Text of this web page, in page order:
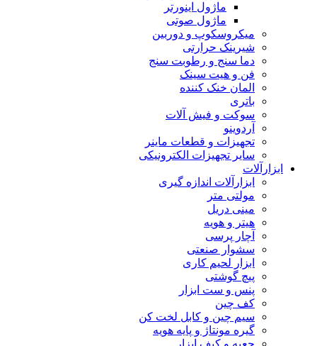
ماژول اینورتر
ماژول صوتی
میکروسکوپ و دوربین
شیرینک حرارتی
دما سنج و رطوبت سنج
فن و هیت سینک
المان خنک کننده
باتری
سوکت و فیش آلات
آردوینو
تجهیزات و قطعات ماینر
سایر تجهیزات الکترونیکی
ابزارآلات
ابزارآلات اندازه گیری
مولتی متر
مینی دریل
هیتر و هویه
آچار پرسی
سشوار صنعتی
ابزار لحیم کاری
پیچ گوشتی
پنس و ست ابزار
کف چین
سیم چین و کابل لخت کن
گیره مونتاژ و پایه هویه
جعبه و کیف ابزار